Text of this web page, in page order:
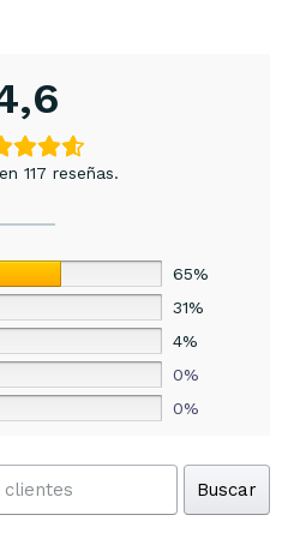
117 reseñas.
65%
31%
4%
0%
0%
Buscar